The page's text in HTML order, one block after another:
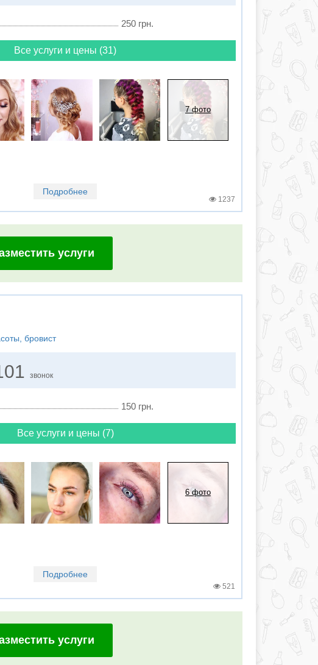
250 грн.
Все услуги и цены (31)
7 фото
Подробнее
1237
услуги
бровист
звонок
150 грн.
Все услуги и цены (7)
6 фото
Подробнее
521
услуги